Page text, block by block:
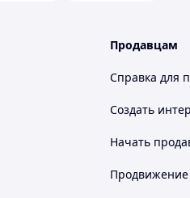
Продавцам
Справка для
Создать
Начать
Продвижение